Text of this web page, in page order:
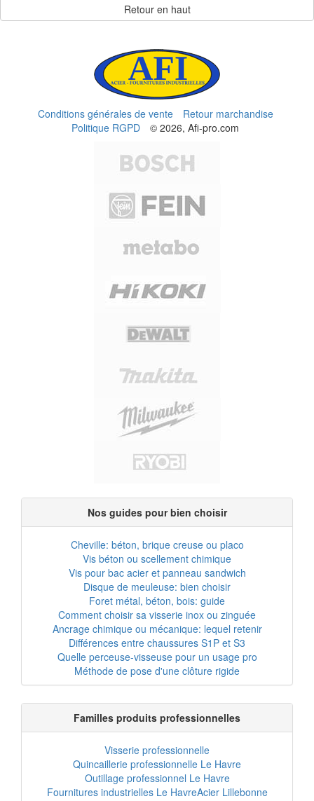
Retour en haut
Conditions générales de vente
Retour marchandise
Politique RGPD
© 2026, Afi-pro.com
Nos guides pour bien choisir
Cheville: béton, brique creuse ou placo
Vis béton ou scellement chimique
Vis pour bac acier et panneau sandwich
Disque de meuleuse: bien choisir
Foret métal, béton, bois: guide
Comment choisir sa visserie inox ou zinguée
Ancrage chimique ou mécanique: lequel retenir
Différences entre chaussures S1P et S3
Quelle perceuse-visseuse pour un usage pro
Méthode de pose d'une clôture rigide
Familles produits professionnelles
Visserie professionnelle
Quincaillerie professionnelle Le Havre
Outillage professionnel Le Havre
Fournitures industrielles Le HavreAcier Lillebonne